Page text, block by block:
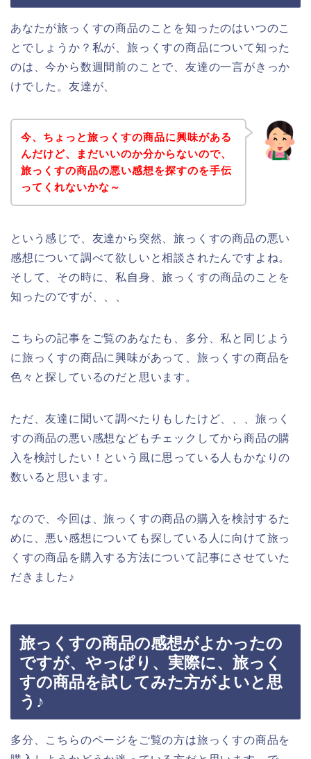
あなたが旅っくすの商品のことを知ったのはいつのこ
とでしょうか？私が、旅っくすの商品について知った
のは、今から数週間前のことで、友達の一言がきっか
けでした。友達が、
今、ちょっと旅っくすの商品に興味がある
んだけど、まだいいのか分からないので、
旅っくすの商品の悪い感想を探すのを手伝
ってくれないかな～
という感じで、友達から突然、旅っくすの商品の悪い
感想について調べて欲しいと相談されたんですよね。
そして、その時に、私自身、旅っくすの商品のことを
知ったのですが、、、
こちらの記事をご覧のあなたも、多分、私と同じよう
に旅っくすの商品に興味があって、旅っくすの商品を
色々と探しているのだと思います。
ただ、友達に聞いて調べたりもしたけど、、、旅っく
すの商品の悪い感想などもチェックしてから商品の購
入を検討したい！という風に思っている人もかなりの
数いると思います。
なので、今回は、旅っくすの商品の購入を検討するた
めに、悪い感想についても探している人に向けて旅っ
くすの商品を購入する方法について記事にさせていた
だきました♪
旅っくすの商品の感想がよかったの
ですが、やっぱり、実際に、旅っく
すの商品を試してみた方がよいと思
う♪
多分、こちらのページをご覧の方は旅っくすの商品を